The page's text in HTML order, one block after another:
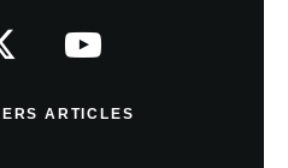
ARTICLES